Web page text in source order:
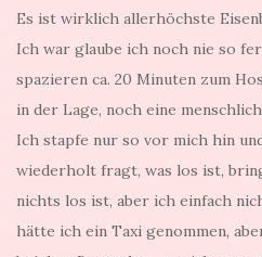
Es ist wirklich allerhöchste
Ich war glaube ich noch nie so
spazieren ca. 20 Minuten zum
in der Lage, noch eine
Ich stapfe nur so vor mich hin
wiederholt fragt, was los ist,
nichts los ist, aber ich einfach
hätte ich ein Taxi genommen,